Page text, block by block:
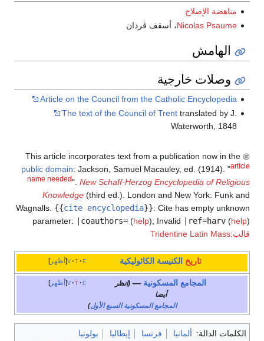
مناهضة الإصلاح
Nicolas Psaume، أسقف ڤردان
الهامش
وصلات خارجية
Article on the Council from the Catholic Encyclopedia
The text of the Council of Trenttranslated by J.
Waterworth, 1848
public domain: Jackson, Samuel Macauley, ed. (1914). "article
name needed". New Schaff-Herzog Encyclopedia of Religious
Knowledge (third ed.). London and New York: Funk and
Wagnalls. {{cite encyclopedia}}: Cite has empty unknown
parameter:
|coauthors= (help); Invalid |ref=harv (help)
قالب:Tridentine Latin Mass
أظهر v t e تاريخ الكنيسة الكاثوليكية
أظهر v t e المجامع المسكونية — (انظر
أيضا
المجامع المسكونية السبع الأول)
الكلمات الدالة: ألمانيا فرنسا إيطاليا
بولونيا